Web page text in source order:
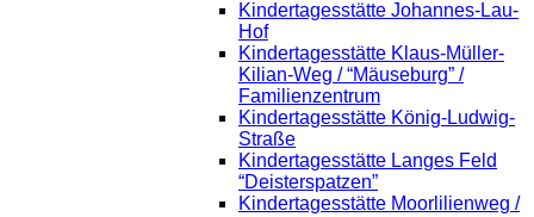
Kindertagesstätte Johannes-Lau-
Hof
Kindertagesstätte Klaus-Müller-
Kilian-Weg / “Mäuseburg” /
Familienzentrum
Kindertagesstätte König-Ludwig-
Straße
Kindertagesstätte Langes Feld
“Deisterspatzen”
Kindertagesstätte Moorlilienweg /